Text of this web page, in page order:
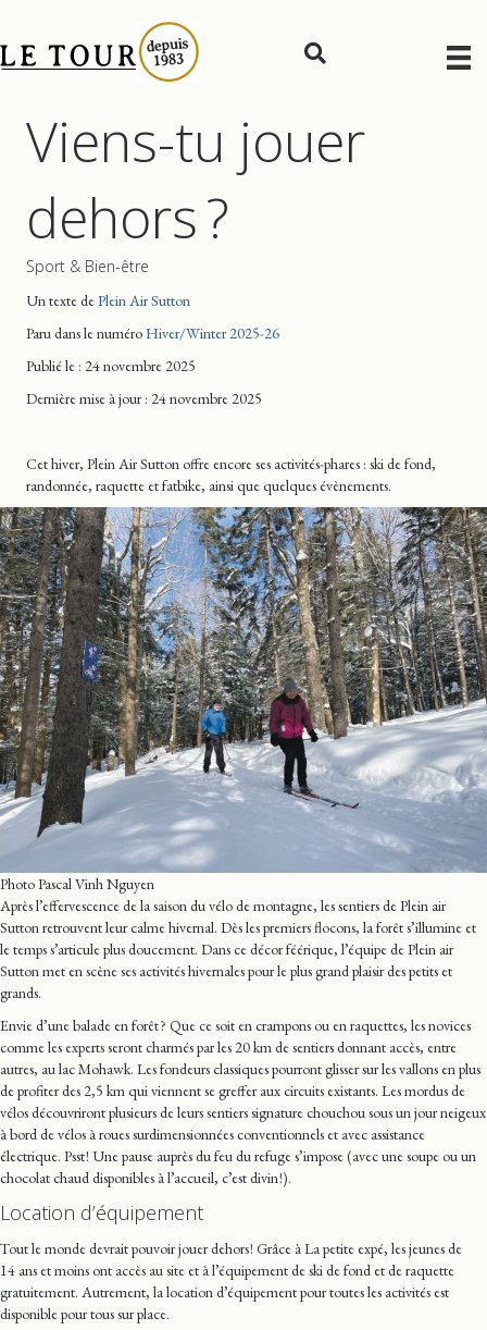
Viens-tu jouer
dehors ?
Sport & Bien-être
Un texte dePlein Air Sutton
Paru dans le numéroHiver/Winter 2025-26
Publié le : 24 novembre 2025
Dernière mise à jour: 24 novembre 2025
Cet hiver, Plein Air Sutton offre encore ses activités-phares : ski de fond,
randonnée, raquette et fatbike, ainsi que quelques évènements.
Photo Pascal Vinh Nguyen
Après l’effervescence de la saison du vélo de montagne, les sentiers de Plein air
Sutton retrouvent leur calme hivernal. Dès les premiers flocons, la forêt s’illumine et
le temps s’articule plus doucement. Dans ce décor féérique, l’équipe de Plein air
Sutton met en scène ses activités hivernales pour le plus grand plaisir des petits et
grands.
Envie d’une balade en forêt ? Que ce soit en crampons ou en raquettes, les novices
comme les experts seront charmés par les 20 km de sentiers donnant accès, entre
autres, au lac Mohawk. Les fondeurs classiques pourront glisser sur les vallons en plus
de profiter des 2,5 km qui viennent se greffer aux circuits existants. Les mordus de
vélos découvriront plusieurs de leurs sentiers signature chouchou sous un jour neigeux
à bord de vélos à roues surdimensionnées conventionnels et avec assistance
électrique. Psst ! Une pause auprès du feu du refuge s’impose (avec une soupe ou un
chocolat chaud disponibles à l’accueil, c’est divin !).
Location d’équipement
Tout le monde devrait pouvoir jouer dehors ! Grâce à La petite expé, les jeunes de
14 ans et moins ont accès au site et à l’équipement de ski de fond et de raquette
gratuitement. Autrement, la location d’équipement pour toutes les activités est
disponible pour tous sur place.